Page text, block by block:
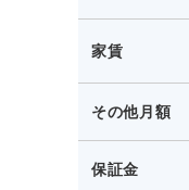
家賃
その他月額
保証金